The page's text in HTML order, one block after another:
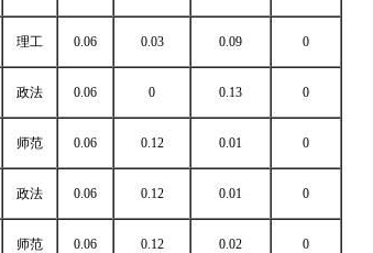
理工 0.06 0.03 0.09 0
政法 0.06 0 0.13 0
师范 0.06 0.12 0.01 0
政法 0.06 0.12 0.01 0
师范 0.06 0.12 0.02 0